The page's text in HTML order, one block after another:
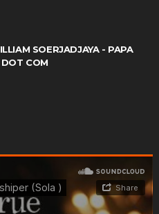
SOERJADJAYA - PAPA
COM